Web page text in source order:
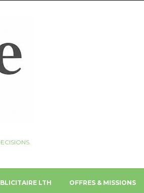
LTH OFFRES & MISSIONS